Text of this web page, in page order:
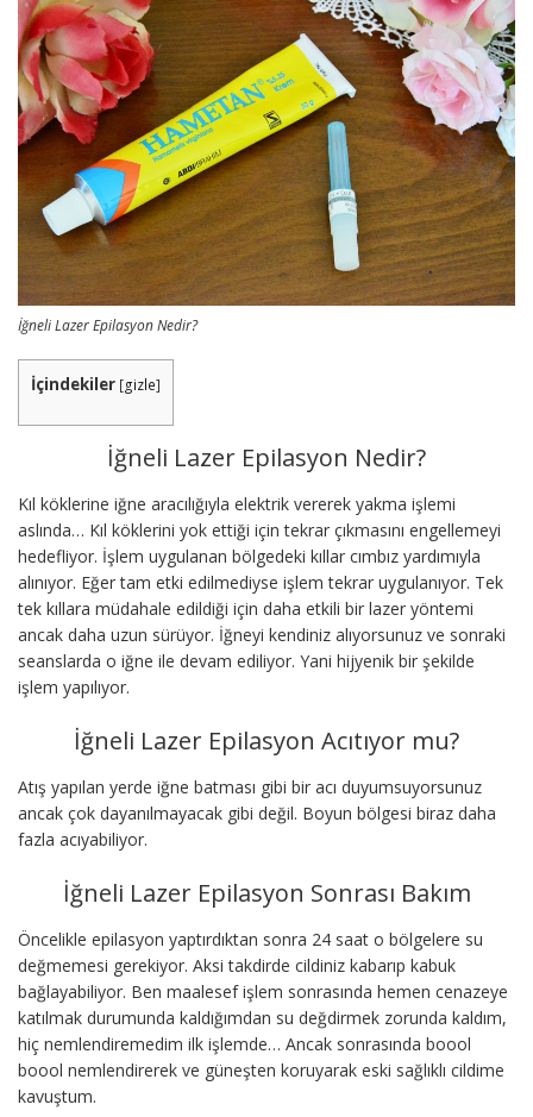
İğneli Lazer Epilasyon Nedir?
İçindekiler [gizle]
İğneli Lazer Epilasyon Nedir?
Kıl köklerine iğne aracılığıyla elektrik vererek yakma işlemi
aslında… Kıl köklerini yok ettiği için tekrar çıkmasını engellemeyi
hedefliyor. İşlem uygulanan bölgedeki kıllar cımbız yardımıyla
alınıyor. Eğer tam etki edilmediyse işlem tekrar uygulanıyor. Tek
tek kıllara müdahale edildiği için daha etkili bir lazer yöntemi
ancak daha uzun sürüyor. İğneyi kendiniz alıyorsunuz ve sonraki
seanslarda o iğne ile devam ediliyor. Yani hijyenik bir şekilde
işlem yapılıyor.
İğneli Lazer Epilasyon Acıtıyor mu?
Atış yapılan yerde iğne batması gibi bir acı duyumsuyorsunuz
ancak çok dayanılmayacak gibi değil. Boyun bölgesi biraz daha
fazla acıyabiliyor.
İğneli Lazer Epilasyon Sonrası Bakım
Öncelikle epilasyon yaptırdıktan sonra 24 saat o bölgelere su
değmemesi gerekiyor. Aksi takdirde cildiniz kabarıp kabuk
bağlayabiliyor. Ben maalesef işlem sonrasında hemen cenazeye
katılmak durumunda kaldığımdan su değdirmek zorunda kaldım,
hiç nemlendiremedim ilk işlemde… Ancak sonrasında boool
boool nemlendirerek ve güneşten koruyarak eski sağlıklı cildime
kavuştum.